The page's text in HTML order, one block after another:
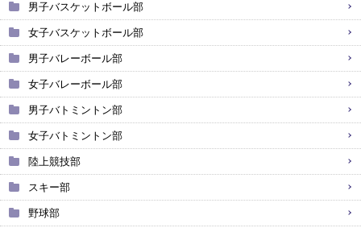
男子バスケットボール部
女子バスケットボール部
男子バレーボール部
女子バレーボール部
男子バトミントン部
女子バトミントン部
陸上競技部
スキー部
野球部